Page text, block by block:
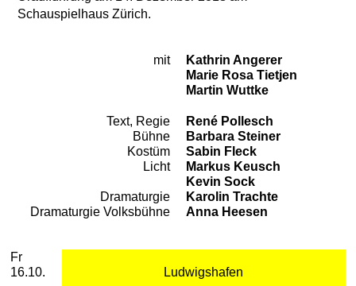
Schauspielhaus Zürich.
Besetzung
mit
Kathrin Angerer
Marie Rosa Tietjen
Martin Wuttke
Team
Text, Regie
René Pollesch
Bühne
Barbara Steiner
Kostüm
Sabin Fleck
Licht
Markus Keusch
Kevin Sock
Dramaturgie
Karolin Trachte
Dramaturgie Volksbühne
Anna Heesen
Aufführungen
2026
Oktober
Freitag, 16. Oktober 2026
Fr
16.10.
Ludwigshafen